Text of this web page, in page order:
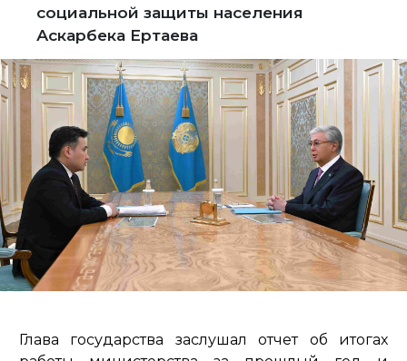
социальной защиты населения
Аскарбека Ертаева
Глава государства заслушал отчет об итогах